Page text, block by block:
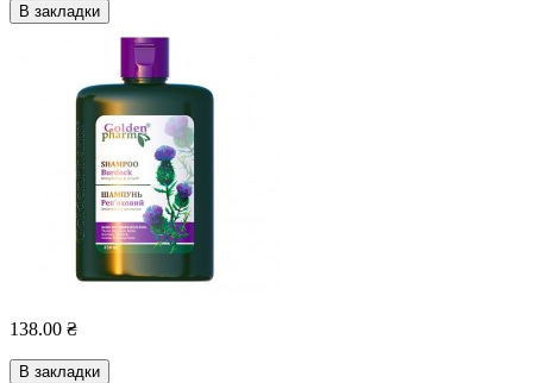
В закладки
138.00 ₴
В закладки